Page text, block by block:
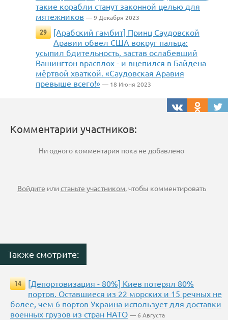
такие корабли станут законной целью для
мятежников — 9 Декабря 2023
29
[Арабский гамбит] Принц Саудовской
Аравии обвел США вокруг пальца:
усыпил бдительность, застав ослабевший
Вашингтон врасплох - и вцепился в Байдена
мёртвой хваткой. «Саудовская Аравия
превыше всего!» — 18 Июня 2023
Комментарии участников:
Ни одного комментария пока не добавлено
Войдите илистаньте участником, чтобы комментировать
Также смотрите:
14
[Депортовизация - 80%] Киев потерял 80%
портов. Оставшиеся из 22 морских и 15 речных не
более, чем 6 портов Украина использует для доставки
военных грузов из стран НАТО — 6 Августа